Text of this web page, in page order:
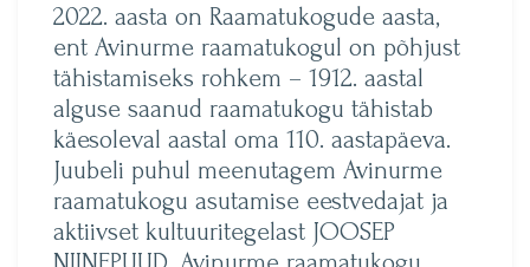
2022. aasta on Raamatukogude aasta,
ent Avinurme raamatukogul on põhjust
tähistamiseks rohkem – 1912. aastal
alguse saanud raamatukogu tähistab
käesoleval aastal oma 110. aastapäeva.
Juubeli puhul meenutagem Avinurme
raamatukogu asutamise eestvedajat ja
aktiivset kultuuritegelast JOOSEP